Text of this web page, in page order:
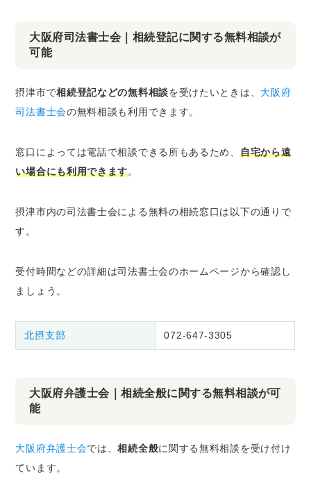
大阪府司法書士会｜相続登記に関する無料相談が
可能
摂津市で相続登記などの無料相談を受けたいときは、 大阪府
司法書士会の無料相談も利用できます。
窓口によっては電話で相談できる所もあるため、 自宅から遠
い場合にも利用できます。
摂津市内の司法書士会による無料の相続窓口は以下の通りで
す。
受付時間などの詳細は司法書士会のホームページから確認し
ましょう。
北摂支部 072-647-3305
大阪府弁護士会｜相続全般に関する無料相談が可
能
大阪府弁護士会では、相続全般に関する無料相談を受け付け
ています。